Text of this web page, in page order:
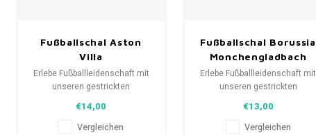
Fußballschal Aston
Villa
Erlebe Fußballleidenschaft mit
unseren gestrickten
bis Spielernamen, jedes
erzählt eine Geschichte.
€14,00
Vergleichen
Fußballschal Borussia
Monchengladbach
Erlebe Fußballleidenschaft mit
unseren gestrickten
bis Spielernamen, jedes
erzählt eine Geschichte.
€13,00
Vergleichen